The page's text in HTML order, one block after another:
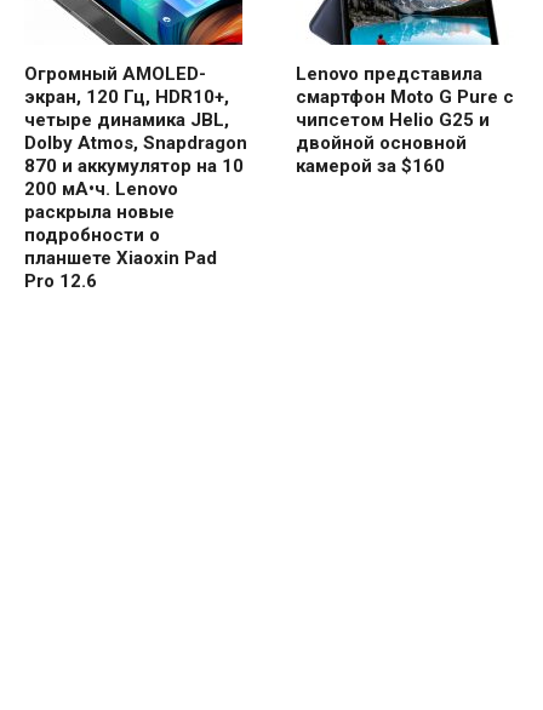
Огромный AMOLED-
экран, 120 Гц, HDR10+,
четыре динамика JBL,
Dolby Atmos, Snapdragon
870 и аккумулятор на 10
200 мА•ч. Lenovo
раскрыла новые
подробности о
планшете Xiaoxin Pad
Pro 12.6
Lenovo представила
смартфон Moto G Pure с
чипсетом Helio G25 и
двойной основной
камерой за $160